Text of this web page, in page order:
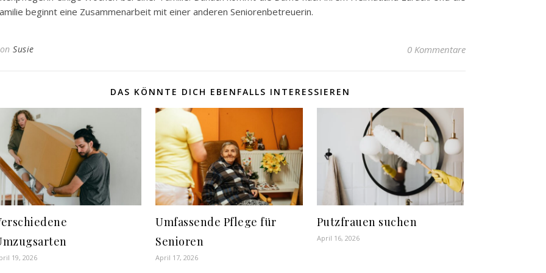
beginnt eine Zusammenarbeit mit einer anderen Seniorenbetreuerin.
Susie 0 Kommentare
DAS KÖNNTE DICH EBENFALLS INTERESSIEREN
19, 2026
Umfassende Pflege für
Senioren
April 17, 2026
Putzfrauen suchen
April 16, 2026